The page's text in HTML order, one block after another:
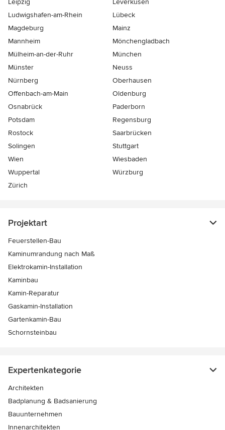
Leipzig
Leverkusen
Ludwigshafen-am-Rhein
Lübeck
Magdeburg
Mainz
Mannheim
Mönchen­gladbach
Mülheim-an-der-Ruhr
München
Münster
Neuss
Nürnberg
Oberhausen
Offenbach-am-Main
Oldenburg
Osnabrück
Paderborn
Potsdam
Regensburg
Rostock
Saarbrücken
Solingen
Stuttgart
Wien
Wiesbaden
Wuppertal
Würzburg
Zürich
Projektart
Feuerstellen-Bau
Kaminumrandung nach Maß
Elektrokamin-Installation
Kaminbau
Kamin-Reparatur
Gaskamin-Installation
Gartenkamin-Bau
Schornsteinbau
Expertenkategorie
Architekten
Badplanung & Badsanierung
Bauunternehmen
Innenarchitekten